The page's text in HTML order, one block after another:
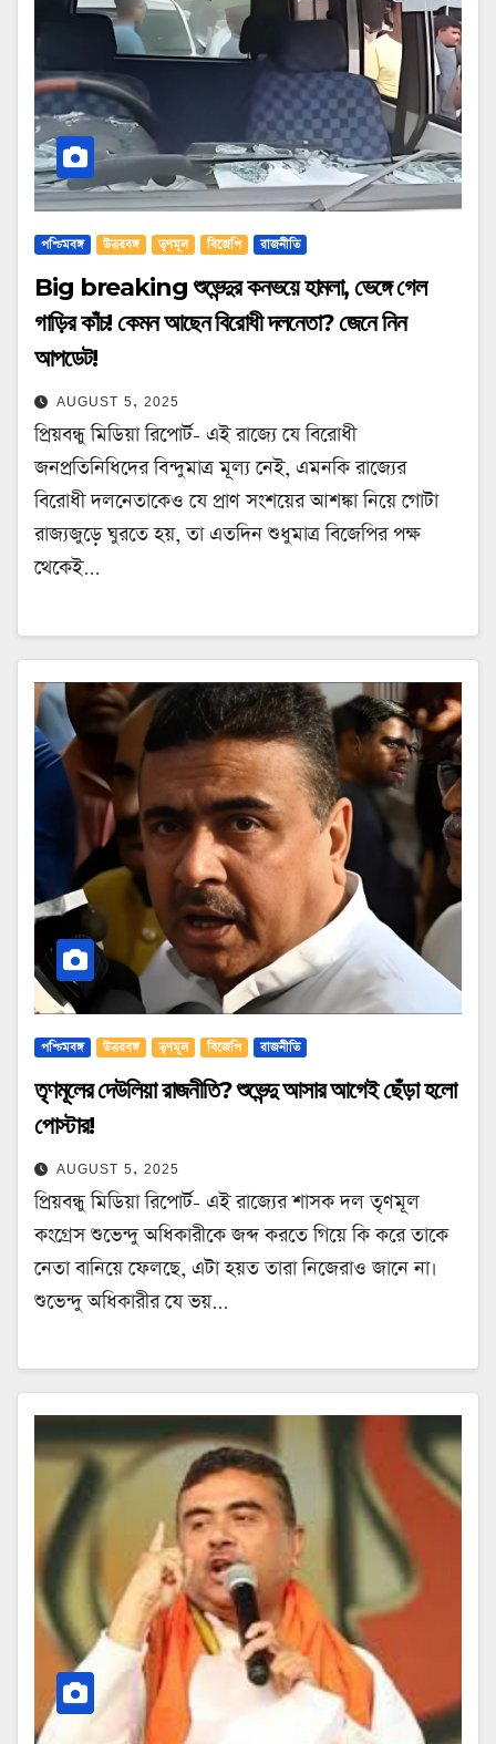
পশ্চিমবঙ্গ উত্তরবঙ্গ তৃণমূল বিজেপি রাজনীতি
Big breaking শুভেন্দুর কনভয়ে হামলা, ভেঙ্গে গেল
গাড়ির কাঁচ! কেমন আছেন বিরোধী দলনেতা? জেনে নিন
আপডেট!
AUGUST 5, 2025
প্রিয়বন্ধু মিডিয়া রিপোর্ট- এই রাজ্যে যে বিরোধী
জনপ্রতিনিধিদের বিন্দুমাত্র মূল্য নেই, এমনকি রাজ্যের
বিরোধী দলনেতাকেও যে প্রাণ সংশয়ের আশঙ্কা নিয়ে গোটা
রাজ্যজুড়ে ঘুরতে হয়, তা এতদিন শুধুমাত্র বিজেপির পক্ষ
থেকেই…
পশ্চিমবঙ্গ উত্তরবঙ্গ তৃণমূল বিজেপি রাজনীতি
তৃণমূলের দেউলিয়া রাজনীতি? শুভেন্দু আসার আগেই ছেঁড়া হলো
পোস্টার!
AUGUST 5, 2025
প্রিয়বন্ধু মিডিয়া রিপোর্ট- এই রাজ্যের শাসক দল তৃণমূল
কংগ্রেস শুভেন্দু অধিকারীকে জব্দ করতে গিয়ে কি করে তাকে
নেতা বানিয়ে ফেলছে, এটা হয়ত তারা নিজেরাও জানে না।
শুভেন্দু অধিকারীর যে ভয়…